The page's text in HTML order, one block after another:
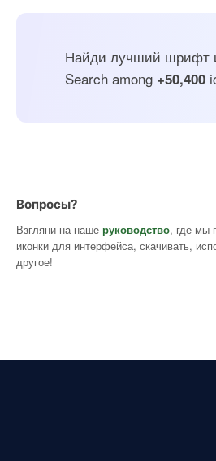
Найди лучший шрифт
Search among +50,400
Вопросы?
Взгляни на наше руководство, где мы
иконки для интерфейса, скачивать,
другое!